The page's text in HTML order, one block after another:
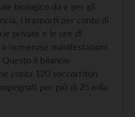
biologico da e per gli
i trasporti per conto di
private e le ore di
numerose manifestazioni
il bilancio
conta 120 soccorritori
per più di 25 mila